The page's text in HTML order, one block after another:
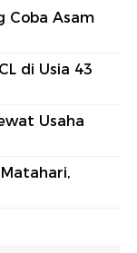
Coba Asam
di Usia 43
Usaha